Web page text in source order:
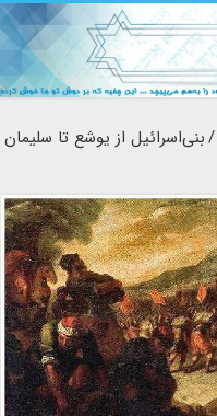
/بنی‌اسرائیل از یوشع تا سلیمان